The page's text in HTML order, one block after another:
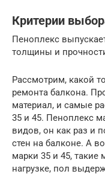
Критерии
Пеноплекс
толщины и
Рассмотрим, какой
ремонта балкона.
материал, и самые
35 и 45. Пеноплекс
видов, он как раз и
стен на балконе. А
марки 35 и 45,
нагрузке, пол